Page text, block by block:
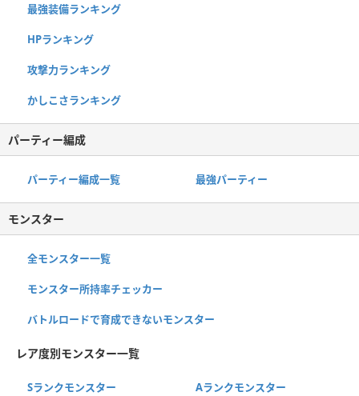
最強装備ランキング
HPランキング
攻撃力ランキング
かしこさランキング
パーティー編成
パーティー編成一覧 最強パーティー
モンスター
全モンスター一覧
モンスター所持率チェッカー
バトルロードで育成できないモンスター
レア度別モンスター一覧
Sランクモンスター Aランクモンスター